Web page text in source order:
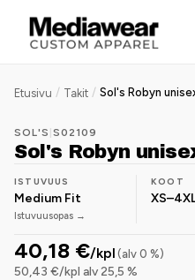
Etusivu / Takit / Sol's Robyn
SOL'S S02109
Sol's Robyn
ISTUVUUS
Medium Fit
Istuvuusopas →
KOOT
40,18 €/kpl (alv 0 %)
50,43 €/kpl alv 25,5 %